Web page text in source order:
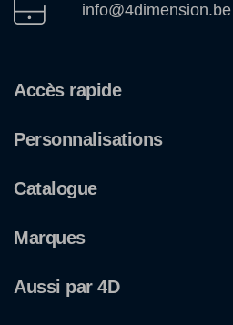
info@4dimension.be
Accès rapide
Personnalisations
Catalogue
Marques
Aussi par 4D